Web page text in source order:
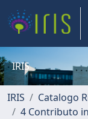
IRIS
IRIS
Catalogo
4 Contributo